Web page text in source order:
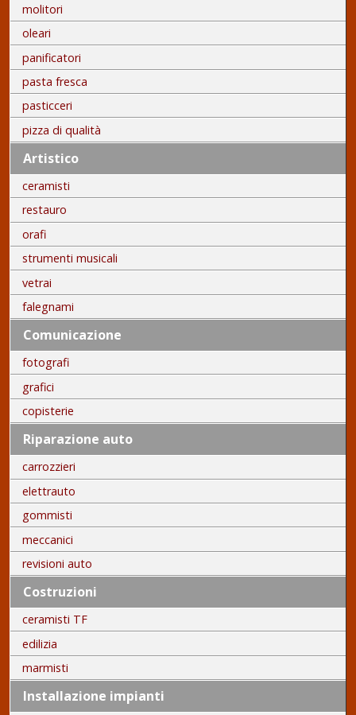
molitori
oleari
panificatori
pasta fresca
pasticceri
pizza di qualità
Artistico
ceramisti
restauro
orafi
strumenti musicali
vetrai
falegnami
Comunicazione
fotografi
grafici
copisterie
Riparazione auto
carrozzieri
elettrauto
gommisti
meccanici
revisioni auto
Costruzioni
ceramisti TF
edilizia
marmisti
Installazione impianti